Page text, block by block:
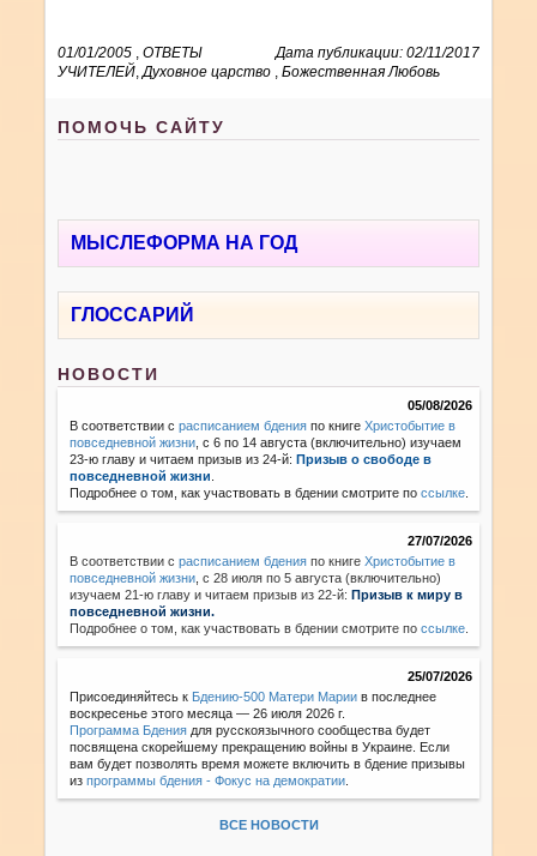
01/01/2005 Дата публикации: 02/11/2017
,ОТВЕТЫ
УЧИТЕЛЕЙ ,Духовное царство ,Божественная Любовь
ПОМОЧЬ САЙТУ
МЫСЛЕФОРМА НА ГОД
ГЛОССАРИЙ
НОВОСТИ
05/08/2026
В соответствии срасписанием бдения по книгеХристобытие в
повседневной жизни , с 6 по 14 августа (включительно) изучаем
23-ю главу и читаем призыв из 24-й:Призыв о свободе в
повседневной жизни
Подробнее о том, как участвовать в бдении смотрите поссылке
27/07/2026
В соответствии с расписанием бдения по книгеХристобытие в
повседневной жизни с 28 июля по 5 августа (включительно)
изучаем 21-ю главу и читаем призыв из 22-й:Призыв к миру в
повседневной жизни.
Подробнее о том, как участвовать в бдении смотрите поссылке
25/07/2026
Присоединяйтесь к Бдению-500 Матери Марии в последнее
воскресенье этого месяца — 26 июля 2026 г.
Программа Бдения для русскоязычного сообщества будет
посвящена скорейшему прекращению войны в Украине. Если
вам будет позволять время можете включить в бдение призывы
изпрограммы бдения - Фокус на демократии
ВСЕ НОВОСТИ